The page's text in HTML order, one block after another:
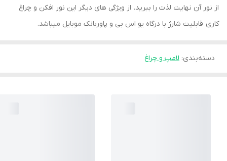
از نور آن نهایت لذت را ببرید. از ویژگی های دیگر این نور افکن و چراغ
کاری قابلیت شارژ با درگاه یو اس بی و پاوربانک موبایل میباشد.
دسته‌بندی: لامپ و چراغ